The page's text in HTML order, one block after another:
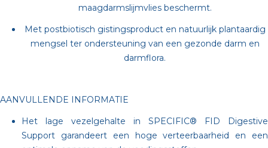
maagdarmslijmvlies beschermt.
Met postbiotisch gistingsproduct en natuurlijk plantaardig
mengsel ter ondersteuning van een gezonde darm en
darmflora.
AANVULLENDE INFORMATIE
Het lage vezelgehalte in SPECIFIC® FID Digestive
Support garandeert een hoge verteerbaarheid en een